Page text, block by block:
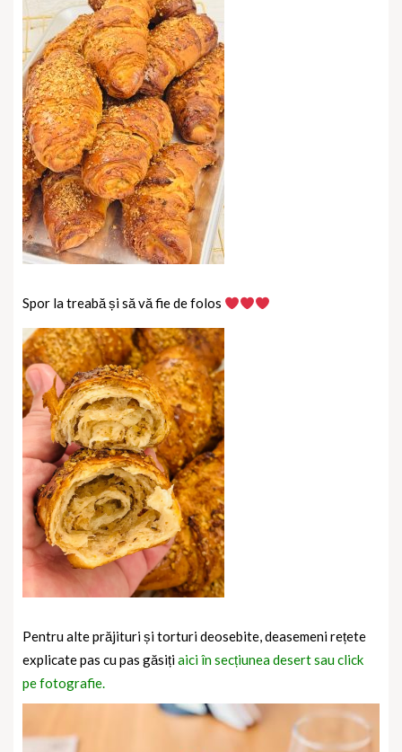
Spor la treabă și să vă fie de folos
Pentru alte prăjituri și torturi deosebite, deasemeni rețete
explicate pas cu pas găsițiaici în secțiunea desert sau click
pe fotografie.